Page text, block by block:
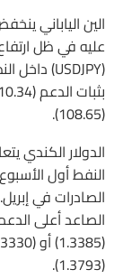
الين الياباني
عليه في ظل
(108.65).
الدولار الكندي
النفط أول
(1.3793).